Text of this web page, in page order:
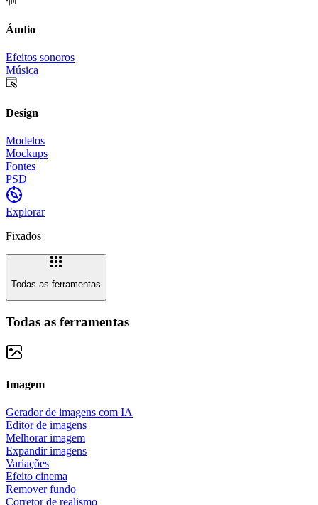
Áudio
Efeitos sonoros
Música
Design
Modelos
Mockups
Fontes
PSD
Explorar
Fixados
Todas as ferramentas
Todas as ferramentas
Imagem
Gerador de imagens com IA
Editor de imagens
Melhorar imagem
Expandir imagens
Variações
Efeito cinema
Remover fundo
Corretor de realismo